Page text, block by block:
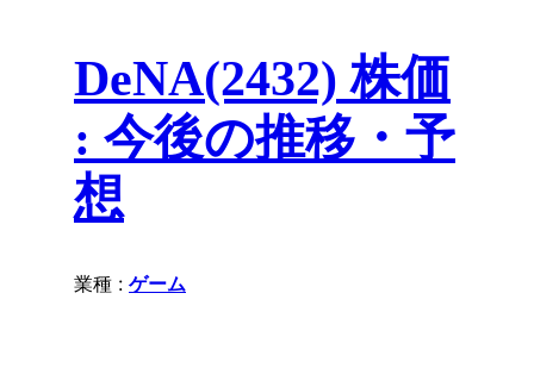
DeNA(2432) 株価
: 今後の推移・予
想
業種 : ゲーム